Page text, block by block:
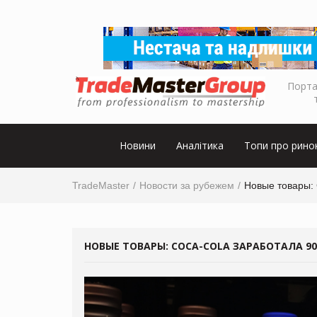
Новини Аналітика Топи про
TradeMaster Новости за рубежем Новые товары:
НОВЫЕ ТОВАРЫ: COCA-COLA